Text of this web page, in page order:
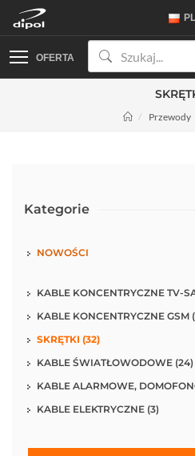
PL
OFERTA
Przewody
Kategorie
NOWOŚCI
KABLE KONCENTRYCZNE TV-
KABLE KONCENTRYCZNE GSM
SKRĘTKI (32)
KABLE ŚWIATŁOWODOWE (24)
KABLE ALARMOWE,
KABLE ELEKTRYCZNE (3)